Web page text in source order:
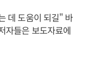
데 도움이 되길" 바
자들은 보도자료에